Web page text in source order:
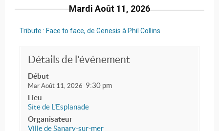
Mardi Août 11, 2026
Tribute : Face to face, de Genesis à Phil Collins
Détails de l'événement
Début
Mar Août 11, 2026 9:30 pm
Lieu
Site de L'Esplanade
Organisateur
Ville de Sanary-sur-mer